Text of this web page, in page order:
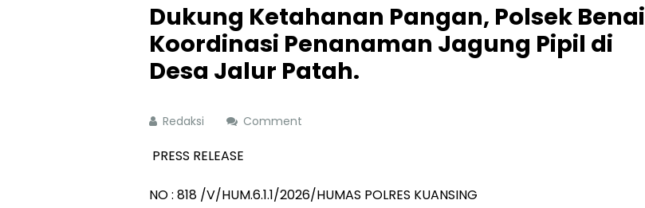
Dukung Ketahanan Pangan, Polsek Benai
Koordinasi Penanaman Jagung Pipil di
Desa Jalur Patah.
Redaksi Comment
PRESS RELEASE
NO : 818 /V/HUM.6.1.1/2026/HUMAS POLRES KUANSING